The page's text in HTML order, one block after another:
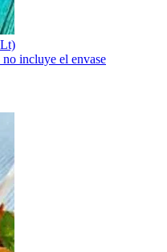
incluye el envase